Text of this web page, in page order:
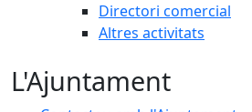
Directori comercial
Altres activitats
L'Ajuntament